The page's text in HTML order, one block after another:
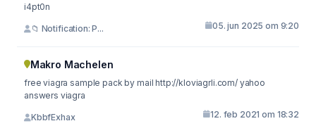
i4pt0n
📁 Notification: P... 05. jun 2025 om 9:20
Makro Machelen
free viagra sample pack by mail http://kloviagrli.com/ yahoo
answers viagra
KbbfExhax 12. feb 2021 om 18:32